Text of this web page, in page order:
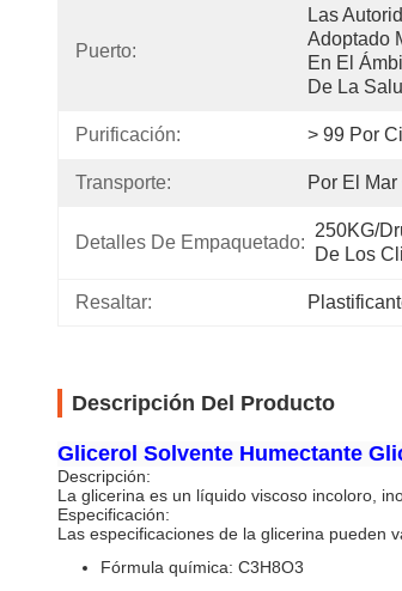
Puerto:
Las
Adoptado
En El
De La
Purificación: > 99 Por
Transporte: Por El
Detalles De Empaquetado:
250KG/
De Los
Resaltar:
Descripción Del Producto
Glicerol Solvente Humectante
Descripción:
La glicerina es un líquido viscoso incoloro,
Especificación:
Las especificaciones de la glicerina pueden
Fórmula química: C3H8O3